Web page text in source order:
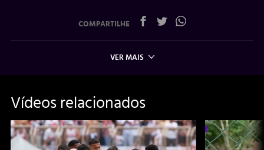
COMPARTILHE
VER MAIS
Vídeos relacionados